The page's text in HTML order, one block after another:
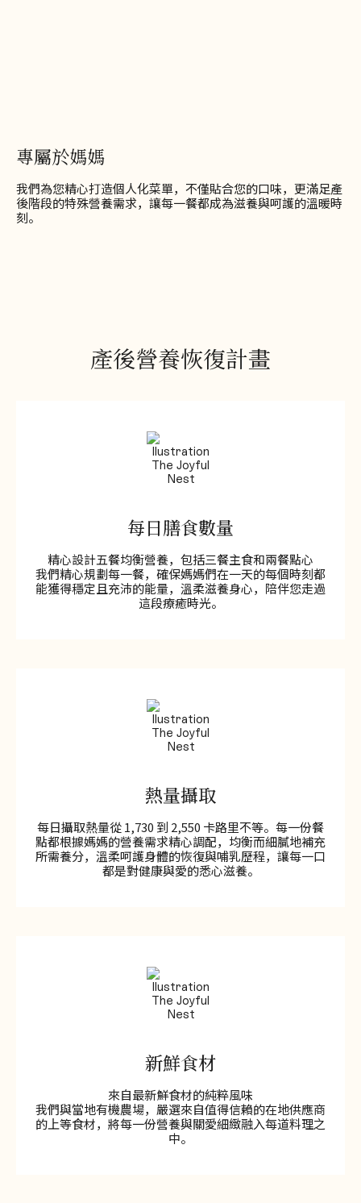
專屬於媽媽
我們為您精心打造個人化菜單，不僅貼合您的口味，更滿足產
後階段的特殊營養需求，讓每一餐都成為滋養與呵護的溫暖時
刻。
產後營養恢復計畫
每日膳食數量
精心設計五餐均衡營養，包括三餐主食和兩餐點心
我們精心規劃每一餐，確保媽媽們在一天的每個時刻都
能獲得穩定且充沛的能量，溫柔滋養身心，陪伴您走過
這段療癒時光。
熱量攝取
每日攝取熱量從 1,730 到 2,550 卡路里不等。每一份餐
點都根據媽媽的營養需求精心調配，均衡而細膩地補充
所需養分，溫柔呵護身體的恢復與哺乳歷程，讓每一口
都是對健康與愛的悉心滋養。
新鮮食材
來自最新鮮食材的純粹風味
我們與當地有機農場，嚴選來自值得信賴的在地供應商
的上等食材，將每一份營養與關愛細緻融入每道料理之
中。